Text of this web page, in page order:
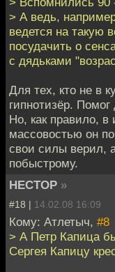
> А ведь,
ведется на такую
посудачить о
с дядьками
Для тех, кто не в
гипнотизёр.
Но, как правило,
массовостью он
свои силы верил,
побыстрому.
HECTOP »
#18 | 14.02.08 16:09
Кому: Атлетыч, #8
> А Петр Капица
Сергея Капицу